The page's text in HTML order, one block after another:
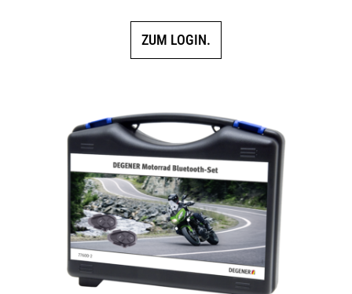
ZUM LOGIN.